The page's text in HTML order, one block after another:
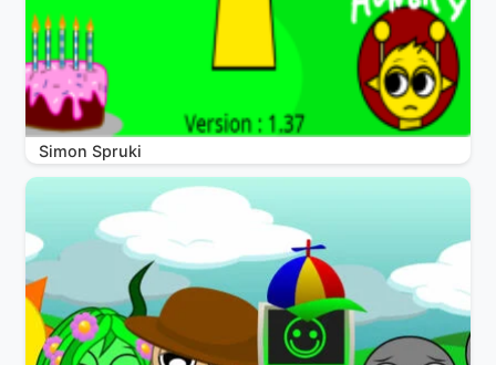
Simon Spruki